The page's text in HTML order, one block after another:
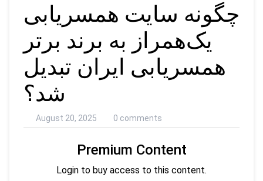
چگونه سایت همسریابی
یک‌همراز به برند برتر
همسریابی ایران تبدیل
شد؟
August 20, 2025 0 comments
Premium Content
Login to buy access to this content.